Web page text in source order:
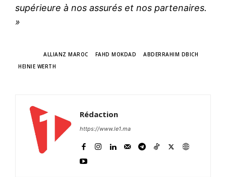
supérieure à nos assurés et nos partenaires.
»
ALLIANZ MAROC FAHD MOKDAD
ABDERRAHIM DBICH
HEINIE WERTH
Rédaction
https://www.le1.ma